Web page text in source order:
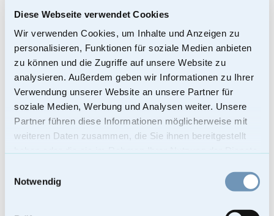
Diese Webseite verwendet Cookies
Wir verwenden Cookies, um Inhalte und Anzeigen zu
personalisieren, Funktionen für soziale Medien anbieten
zu können und die Zugriffe auf unsere Website zu
analysieren. Außerdem geben wir Informationen zu Ihrer
Verwendung unserer Website an unsere Partner für
soziale Medien, Werbung und Analysen weiter. Unsere
Partner führen diese Informationen möglicherweise mit
weiteren Daten zusammen, die Sie ihnen bereitgestellt
Notwendig
Bio Urne – Flügel der Erinnerung
279,00€
Enthält 19% Mehrwertsteuer
Bei Lieferungen in Nicht-EU-Länder können zusätzliche Zölle, Steuern